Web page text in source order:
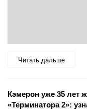
Читать дальше
Кэмерон уже 35 лет
«Терминатора 2»: